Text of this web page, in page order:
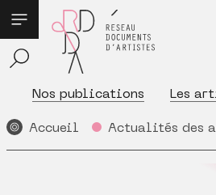
Nos publications Les
Accueil Actualités des